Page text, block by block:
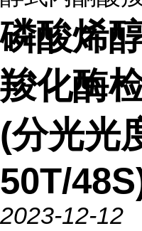
磷酸烯
羧化酶
(分光光
50T/
2023-12-12